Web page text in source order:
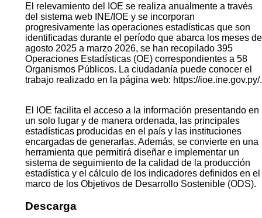
El relevamiento del IOE se realiza anualmente a través
del sistema web INE/IOE y se incorporan
progresivamente las operaciones estadísticas que son
identificadas durante el período que abarca los meses de
agosto 2025 a marzo 2026, se han recopilado 395
Operaciones Estadísticas (OE) correspondientes a 58
Organismos Públicos. La ciudadanía puede conocer el
trabajo realizado en la página web: https://ioe.ine.gov.py/.
El IOE facilita el acceso a la información presentando en
un solo lugar y de manera ordenada, las principales
estadísticas producidas en el país y las instituciones
encargadas de generarlas. Además, se convierte en una
herramienta que permitirá diseñar e implementar un
sistema de seguimiento de la calidad de la producción
estadística y el cálculo de los indicadores definidos en el
marco de los Objetivos de Desarrollo Sostenible (ODS).
Descarga